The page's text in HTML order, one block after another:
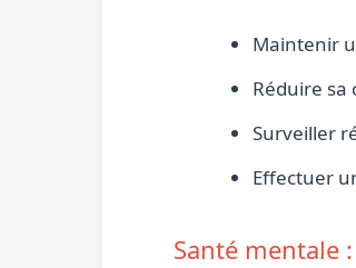
Maintenir
Réduire sa
Surveiller
Effectuer
Santé mentale